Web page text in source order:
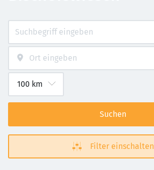
Suchen
Filter einschalten